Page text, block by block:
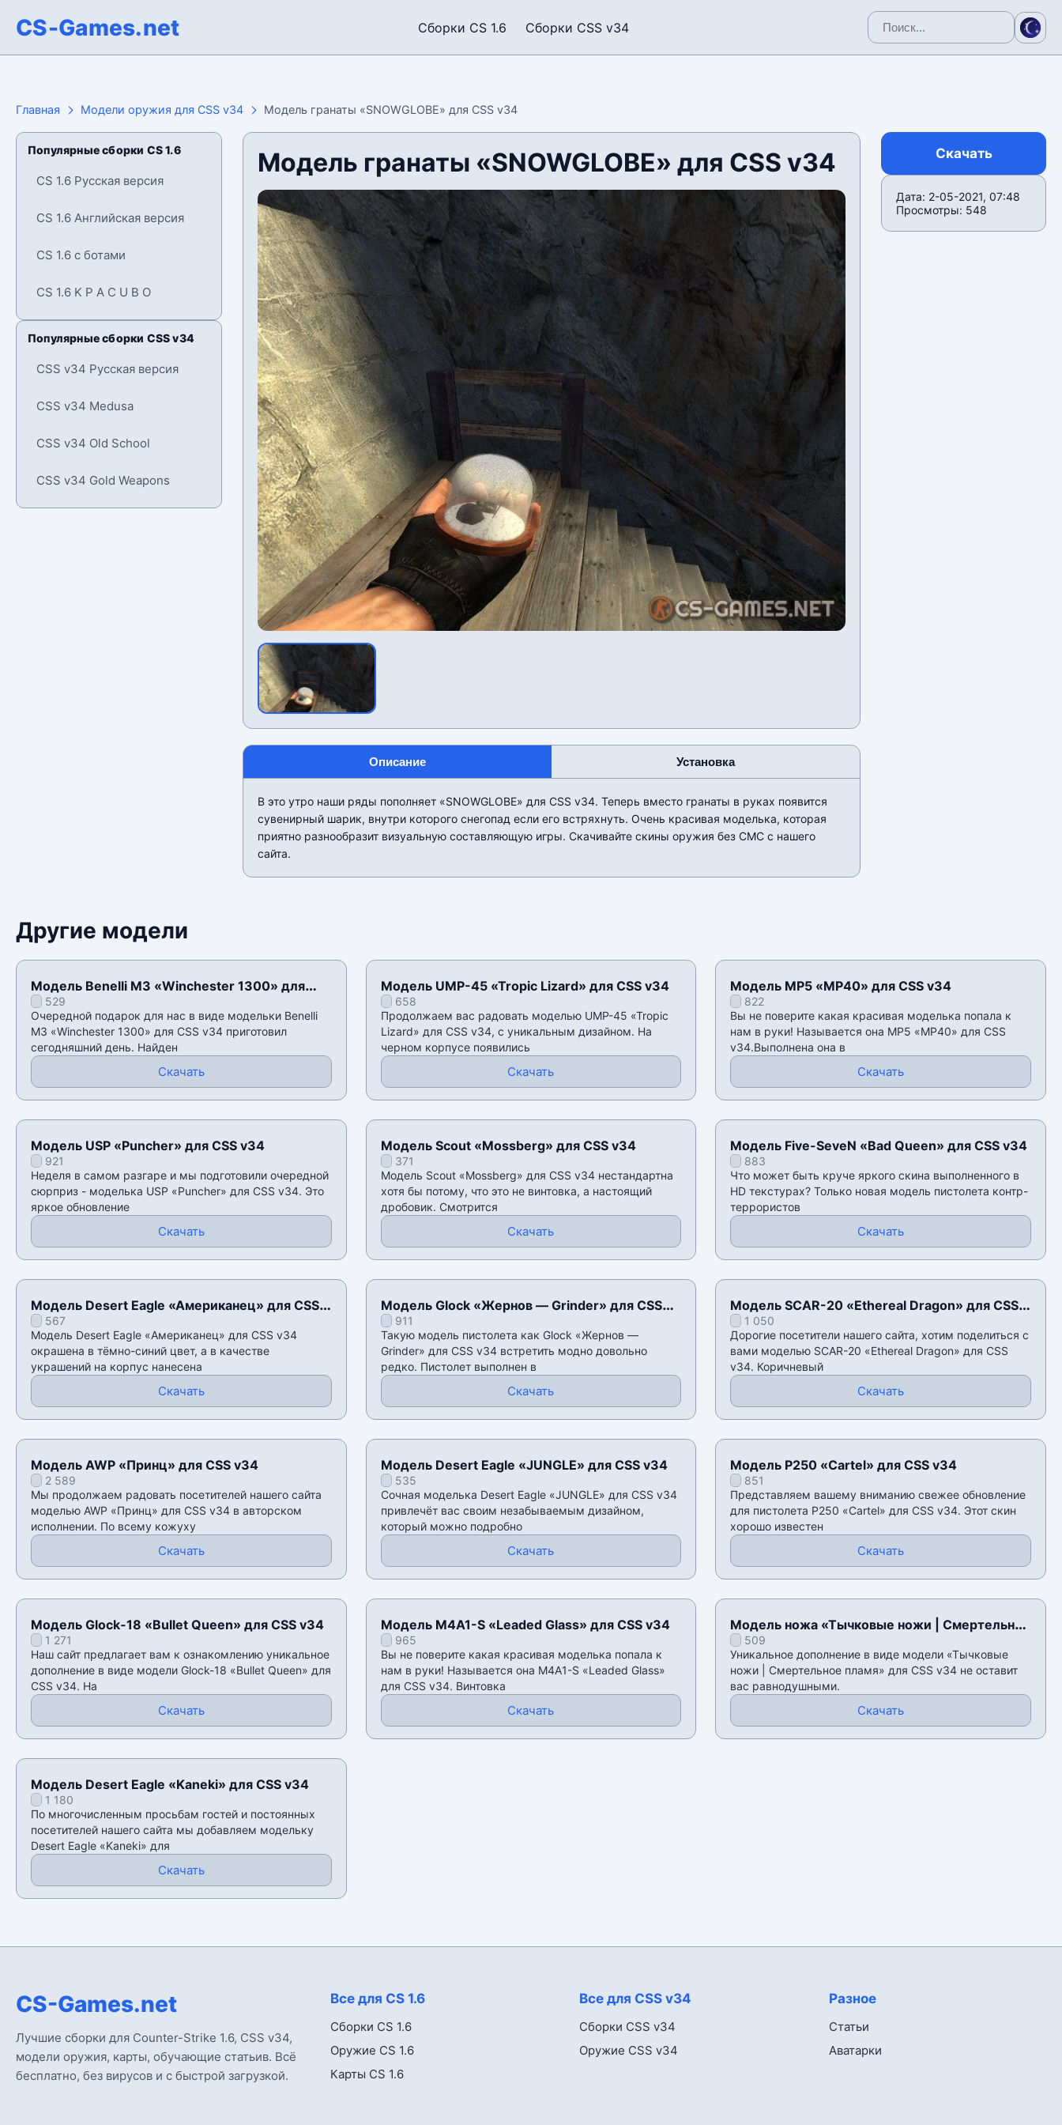
CS-Games.net Сборки CS 1.6 Сборки CSS v34
Главная Модели оружия для CSS v34 Модель гранаты «SNOWGLOBE» для CSS v34
Популярные сборки CS 1.6
CS 1.6 Русская версия
CS 1.6 Английская версия
CS 1.6 с ботами
CS 1.6 K P A C U B O
Популярные сборки CSS v34
CSS v34 Русская версия
CSS v34 Medusa
CSS v34 Old School
CSS v34 Gold Weapons
Модель гранаты «SNOWGLOBE» для CSS v34
Описание Установка
В это утро наши ряды пополняет «SNOWGLOBE» для CSS v34. Теперь вместо гранаты в руках появится
сувенирный шарик, внутри которого снегопад если его встряхнуть. Очень красивая моделька, которая
приятно разнообразит визуальную составляющую игры. Скачивайте скины оружия без СМС с нашего
сайта.
Скачать
Дата: 2-05-2021, 07:48
Просмотры: 548
Другие модели
Модель Benelli M3 «Winchester 1300» для
CSS v34
529
Очередной подарок для нас в виде модельки Benelli
M3 «Winchester 1300» для CSS v34 приготовил
сегодняшний день. Найден
Скачать
Модель UMP-45 «Tropic Lizard» для CSS v34
658
Продолжаем вас радовать моделью UMP-45 «Tropic
Lizard» для CSS v34, с уникальным дизайном. На
черном корпусе появились
Скачать
Модель MP5 «MP40» для CSS v34
822
Вы не поверите какая красивая моделька попала к
нам в руки! Называется она MP5 «MP40» для CSS
v34.Выполнена она в
Скачать
Модель USP «Puncher» для CSS v34
921
Неделя в самом разгаре и мы подготовили очередной
сюрприз - моделька USP «Puncher» для CSS v34. Это
яркое обновление
Скачать
Модель Scout «Mossberg» для CSS v34
371
Модель Scout «Mossberg» для CSS v34 нестандартна
хотя бы потому, что это не винтовка, а настоящий
дробовик. Смотрится
Скачать
Модель Five-SeveN «Bad Queen» для CSS v34
883
Что может быть круче яркого скина выполненного в
HD текстурах? Только новая модель пистолета контр-
террористов
Скачать
Модель Desert Eagle «Американец» для CSS
v34567
Модель Desert Eagle «Американец» для CSS v34
окрашена в тёмно-синий цвет, а в качестве
украшений на корпус нанесена
Скачать
Модель Glock «Жернов — Grinder» для CSS
v34911
Такую модель пистолета как Glock «Жернов —
Grinder» для CSS v34 встретить модно довольно
редко. Пистолет выполнен в
Скачать
Модель SCAR-20 «Ethereal Dragon» для CSS
v341 050
Дорогие посетители нашего сайта, хотим поделиться с
вами моделью SCAR-20 «Ethereal Dragon» для CSS
v34. Коричневый
Скачать
Модель AWP «Принц» для CSS v34
2 589
Мы продолжаем радовать посетителей нашего сайта
моделью AWP «Принц» для CSS v34 в авторском
исполнении. По всему кожуху
Скачать
Модель Desert Eagle «JUNGLE» для CSS v34
535
Сочная моделька Desert Eagle «JUNGLE» для CSS v34
привлечёт вас своим незабываемым дизайном,
который можно подробно
Скачать
Модель P250 «Cartel» для CSS v34
851
Представляем вашему вниманию свежее обновление
для пистолета P250 «Cartel» для CSS v34. Этот скин
хорошо известен
Скачать
Модель Glock-18 «Bullet Queen» для CSS v34
1 271
Наш сайт предлагает вам к ознакомлению уникальное
дополнение в виде модели Glock-18 «Bullet Queen» для
CSS v34. На
Скачать
Модель M4A1-S «Leaded Glass» для CSS v34
965
Вы не поверите какая красивая моделька попала к
нам в руки! Называется она M4A1-S «Leaded Glass»
для CSS v34. Винтовка
Скачать
Модель ножа «Тычковые ножи | Смертельное
пламя» для CSS v34
509
Уникальное дополнение в виде модели «Тычковые
ножи | Смертельное пламя» для CSS v34 не оставит
вас равнодушными.
Скачать
Модель Desert Eagle «Kaneki» для CSS v34
1 180
По многочисленным просьбам гостей и постоянных
посетителей нашего сайта мы добавляем модельку
Desert Eagle «Kaneki» для
Скачать
CS-Games.net
Лучшие сборки для Counter-Strike 1.6, CSS v34,
модели оружия, карты, обучающие статьив. Всё
бесплатно, без вирусов и с быстрой загрузкой.
Все для CS 1.6
Сборки CS 1.6
Оружие CS 1.6
Карты CS 1.6
Все для CSS v34
Сборки CSS v34
Оружие CSS v34
Разное
Статьи
Аватарки